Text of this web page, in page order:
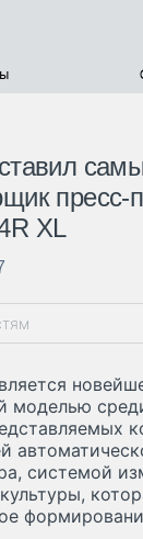
пресс-
XL
моделью
системой